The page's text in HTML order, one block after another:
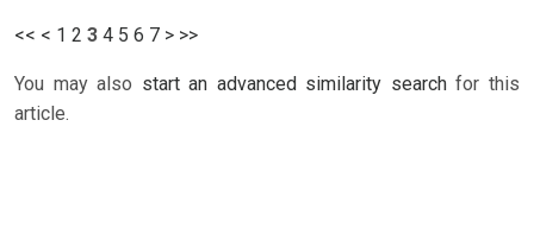
<< < 1 2 3 4 5 6 7 > >>
You may also start an advanced similarity searchfor this
article.